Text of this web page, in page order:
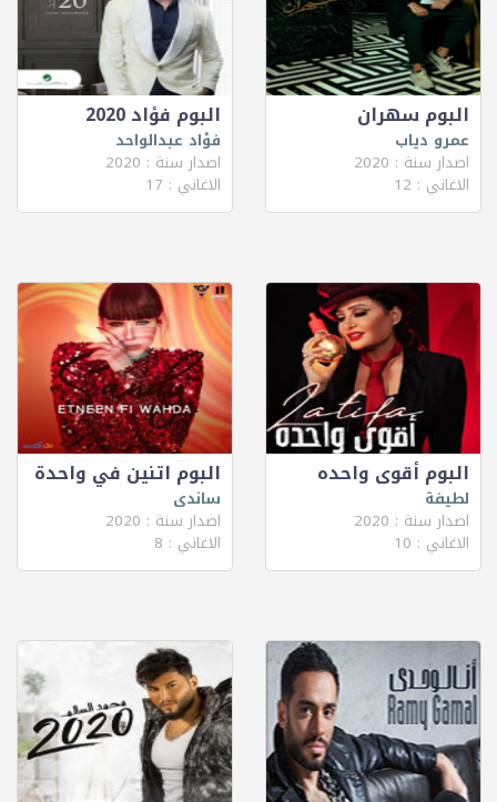
البوم سهران
عمرو دياب
اصدار سنة : 2020
الاغاني : 12
البوم فؤاد 2020
فؤاد عبدالواحد
اصدار سنة : 2020
الاغاني : 17
البوم أقوى واحده
لطيفة
اصدار سنة : 2020
الاغاني : 10
البوم اتنين في واحدة
ساندى
اصدار سنة : 2020
الاغاني : 8